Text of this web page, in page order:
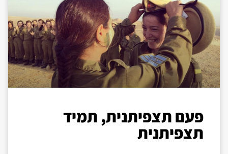
פעם תצפיתנית, תמיד
תצפיתנית